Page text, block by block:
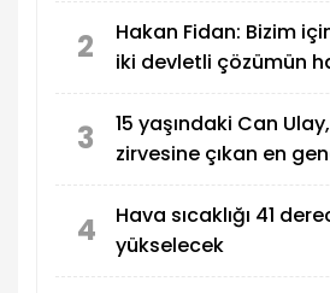
2
Hakan Fidan: Bizim
iki devletli çözümün
3
15 yaşındaki Can Ulay,
zirvesine çıkan en
4
Hava sıcaklığı 41
yükselecek